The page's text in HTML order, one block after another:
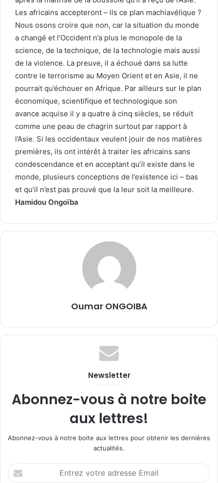
Les africains accepteront – ils ce plan machiavélique ?
Nous osons croire que non, car la situation du monde
a changé et l’Occident n’a plus le monopole de la
science, de la technique, de la technologie mais aussi
de la violence. La preuve, il a échoué dans sa lutte
contre le terrorisme au Moyen Orient et en Asie, il ne
pourrait qu’échouer en Afrique. Par ailleurs sur le plan
économique, scientifique et technologique son
avance acquise il y a quatre à cinq siècles, se réduit
comme une peau de chagrin surtout par rapport à
l’Asie. Si les occidentaux veulent jouir de nos matières
premières, ils ont intérêt à traiter les africains sans
condescendance et en acceptant qu’il existe dans le
monde, plusieurs conceptions de l’existence ici – bas
et qu’il n’est pas prouvé que la leur soit la meilleure.
Hamidou Ongoïba
Oumar ONGOIBA
Newsletter
Abonnez-vous à notre boite
aux lettres!
Abonnez-vous à notre boite aux lettres pour obtenir les dernières
actualités.
Entrez
votre